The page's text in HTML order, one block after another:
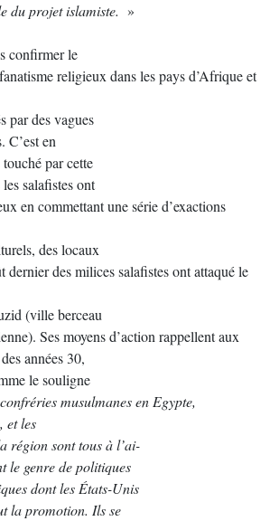
du projet islamiste. »
confirmer le
religieux dans les pays d’Afrique et
par des vagues
C’est en
par cette
salafistes ont
en commettant une série d’exactions
des locaux
des milices salafistes ont attaqué le
(ville berceau
Ses moyens d’action rappellent aux
années 30,
le souligne
musulmanes en Egypte,
et les
région sont tous à l’ai-
le genre de politiques
dont les États-Unis
la promotion. Ils se